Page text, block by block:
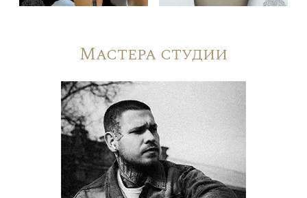
Мастера студии